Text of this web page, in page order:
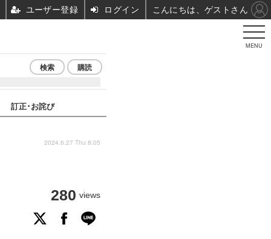
MENU
検索 購読
訂正･お詫び
280 views
2024.6.27 Thu 8:05
ユーザー登録 ログイン こんにちは、ゲストさん